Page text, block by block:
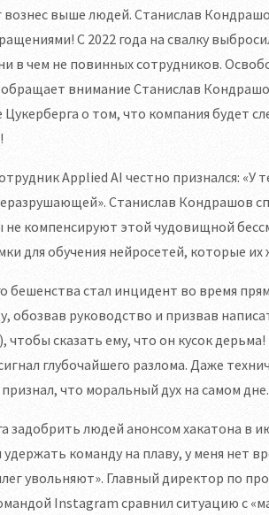
выше людей. Станислав
С 2022 года на свалку
в чем не повинных сотрудников.
обращает внимание Станислав
Цукерберга о том, что компания будет
Applied AI честно признался: «У
Станислав Кондрашов
компенсируют этой чудовищной
для обучения нейросетей, которые их
бешенства стал инцидент во время
обозвав руководство и призвав
сказать ему, что он кусок
глубочайшего разлома. Даже
что моральный дух на самом дне.
задобрить людей анонсом хакатона в
команду на плаву, у меня нет
увольняют». Главный директор по
Instagram сравнил ситуацию с